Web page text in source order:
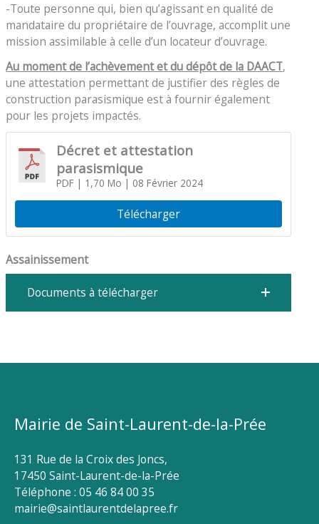
-Toute personne qui, bien qu’agissant en qualité de
mandataire du propriétaire de l’ouvrage, accomplit une
mission assimilable à celle d’un locateur d’ouvrage.
Au moment de l’achèvement et du dépôt de la DAACT,
une attestation permettant de justifier des règles de
construction parasismique est à fournir également
pour les projets impactés.
Décret et attestation
parasismique
PDF| 1,70 Mo | 08 Février 2024
Télécharger
Assainissement
Documents à télécharger
Mairie de Saint-Laurent-de-la-Prée
131 Rue de la Croix des Joncs,
17450 Saint-Laurent-de-la-Prée
Téléphone : 05 46 84 00 35
mairie@saintlaurentdelapree.fr